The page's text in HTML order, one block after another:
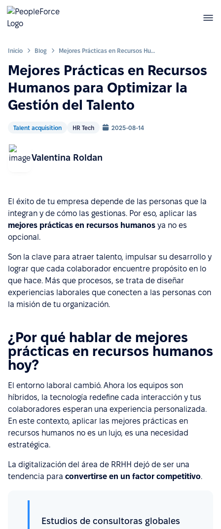
Inicio Blog Mejores Prácticas en Recursos Humanos para Optimizar la Gestión del Talento
Mejores Prácticas en Recursos
Humanos para Optimizar la
Gestión del Talento
Talent acquisition HR Tech 2025-08-14
Valentina Roldan
El éxito de tu empresa depende de las personas que la
integran y de cómo las gestionas. Por eso, aplicar las
mejores prácticas en recursos humanos ya no es
opcional.
Son la clave para atraer talento, impulsar su desarrollo y
lograr que cada colaborador encuentre propósito en lo
que hace. Más que procesos, se trata de diseñar
experiencias laborales que conecten a las personas con
la misión de tu organización.
¿Por qué hablar de mejores
prácticas en recursos humanos
hoy?
El entorno laboral cambió. Ahora los equipos son
híbridos, la tecnología redefine cada interacción y tus
colaboradores esperan una experiencia personalizada.
En este contexto, aplicar las mejores prácticas en
recursos humanos no es un lujo, es una necesidad
estratégica.
La digitalización del área de RRHH dejó de ser una
tendencia para convertirse en un factor competitivo.
Estudios de consultoras globales